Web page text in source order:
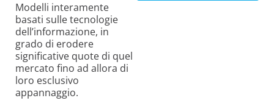
Modelli interamente
basati sulle tecnologie
dell’informazione, in
grado di erodere
significative quote di quel
mercato fino ad allora di
loro esclusivo
appannaggio.